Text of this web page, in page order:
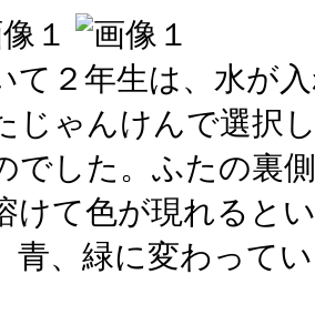
て２年生は、水が
じゃんけんで選択
でした。ふたの裏
けて色が現れると
青、緑に変わって